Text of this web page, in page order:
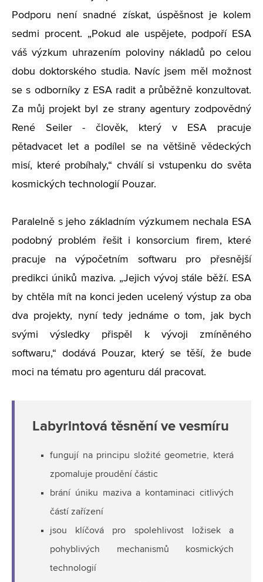
Podporu není snadné získat, úspěšnost je kolem
sedmi procent. „Pokud ale uspějete, podpoří ESA
váš výzkum uhrazením poloviny nákladů po celou
dobu doktorského studia. Navíc jsem měl možnost
se s odborníky z ESA radit a průběžně konzultovat.
Za můj projekt byl ze strany agentury zodpovědný
René Seiler - člověk, který v ESA pracuje
pětadvacet let a podílel se na většině vědeckých
misí, které probíhaly,“ chválí si vstupenku do světa
kosmických technologií Pouzar.
Paralelně s jeho základním výzkumem nechala ESA
podobný problém řešit i konsorcium firem, které
pracuje na výpočetním softwaru pro přesnější
predikci úniků maziva. „Jejich vývoj stále běží. ESA
by chtěla mít na konci jeden ucelený výstup za oba
dva projekty, nyní tedy jednáme o tom, jak bych
svými výsledky přispěl k vývoji zmíněného
softwaru,“ dodává Pouzar, který se těší, že bude
moci na tématu pro agenturu dál pracovat.
Labyrintová těsnění ve vesmíru
fungují na principu složité geometrie, která
zpomaluje proudění částic
brání úniku maziva a kontaminaci citlivých
částí zařízení
jsou klíčová pro spolehlivost ložisek a
pohyblivých mechanismů kosmických
technologií